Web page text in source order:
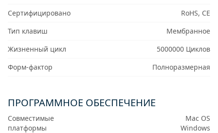
Сертифицировано
RoHS, CE
Тип клавиш
Мембранное
Жизненный цикл
5000000 Циклов
Форм-фактор
Полноразмерная
ПРОГРАММНОЕ ОБЕСПЕЧЕНИЕ
Совместимые
платформы
Mac OS
Windows